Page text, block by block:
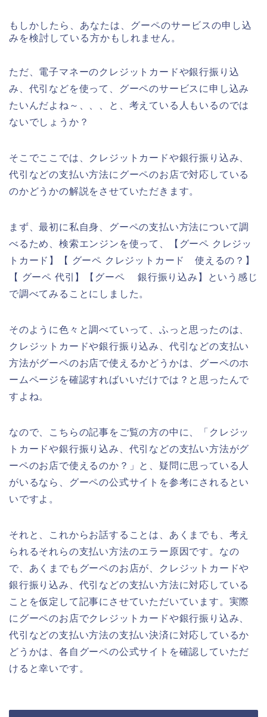
もしかしたら、あなたは、グーペのサービスの申し込
みを検討している方かもしれません。
ただ、電子マネーのクレジットカードや銀行振り込
み、代引などを使って、グーペのサービスに申し込み
たいんだよね～、、、と、考えている人もいるのでは
ないでしょうか？
そこでここでは、クレジットカードや銀行振り込み、
代引などの支払い方法にグーペのお店で対応している
のかどうかの解説をさせていただきます。
まず、最初に私自身、グーペの支払い方法について調
べるため、検索エンジンを使って、【グーペ クレジッ
トカード】【 グーペ クレジットカード 使えるの？】
【 グーペ 代引】【グーペ 銀行振り込み】という感じ
で調べてみることにしました。
そのように色々と調べていって、ふっと思ったのは、
クレジットカードや銀行振り込み、代引などの支払い
方法がグーペのお店で使えるかどうかは、グーペのホ
ームページを確認すればいいだけでは？と思ったんで
すよね。
なので、こちらの記事をご覧の方の中に、「クレジッ
トカードや銀行振り込み、代引などの支払い方法がグ
ーペのお店で使えるのか？」と、疑問に思っている人
がいるなら、グーペの公式サイトを参考にされるとい
いですよ。
それと、これからお話することは、あくまでも、考え
られるそれらの支払い方法のエラー原因です。なの
で、あくまでもグーペのお店が、クレジットカードや
銀行振り込み、代引などの支払い方法に対応している
ことを仮定して記事にさせていただいています。実際
にグーペのお店でクレジットカードや銀行振り込み、
代引などの支払い方法の支払い決済に対応しているか
どうかは、各自グーペの公式サイトを確認していただ
けると幸いです。